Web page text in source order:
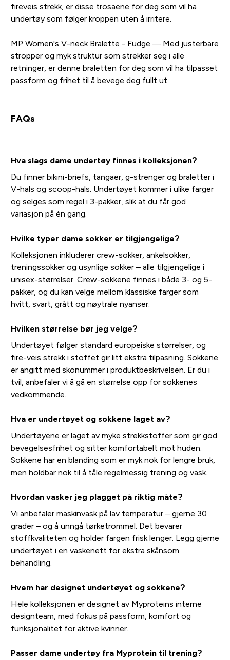
fireveis strekk, er disse trosaene for deg som vil ha
undertøy som følger kroppen uten å irritere.
MP Women's V-neck Bralette - Fudge — Med justerbare
stropper og myk struktur som strekker seg i alle
retninger, er denne braletten for deg som vil ha tilpasset
passform og frihet til å bevege deg fullt ut.
FAQs
Hva slags dame undertøy finnes i kolleksjonen?
Du finner bikini-briefs, tangaer, g-strenger og braletter i
V-hals og scoop-hals. Undertøyet kommer i ulike farger
og selges som regel i 3-pakker, slik at du får god
variasjon på én gang.
Hvilke typer dame sokker er tilgjengelige?
Kolleksjonen inkluderer crew-sokker, ankelsokker,
treningssokker og usynlige sokker – alle tilgjengelige i
unisex-størrelser. Crew-sokkene finnes i både 3- og 5-
pakker, og du kan velge mellom klassiske farger som
hvitt, svart, grått og nøytrale nyanser.
Hvilken størrelse bør jeg velge?
Undertøyet følger standard europeiske størrelser, og
fire-veis strekk i stoffet gir litt ekstra tilpasning. Sokkene
er angitt med skonummer i produktbeskrivelsen. Er du i
tvil, anbefaler vi å gå en størrelse opp for sokkenes
vedkommende.
Hva er undertøyet og sokkene laget av?
Undertøyene er laget av myke strekkstoffer som gir god
bevegelsesfrihet og sitter komfortabelt mot huden.
Sokkene har en blanding som er myk nok for lengre bruk,
men holdbar nok til å tåle regelmessig trening og vask.
Hvordan vasker jeg plagget på riktig måte?
Vi anbefaler maskinvask på lav temperatur – gjerne 30
grader – og å unngå tørketrommel. Det bevarer
stoffkvaliteten og holder fargen frisk lenger. Legg gjerne
undertøyet i en vaskenett for ekstra skånsom
behandling.
Hvem har designet undertøyet og sokkene?
Hele kolleksjonen er designet av Myproteins interne
designteam, med fokus på passform, komfort og
funksjonalitet for aktive kvinner.
Passer dame undertøy fra Myprotein til trening?